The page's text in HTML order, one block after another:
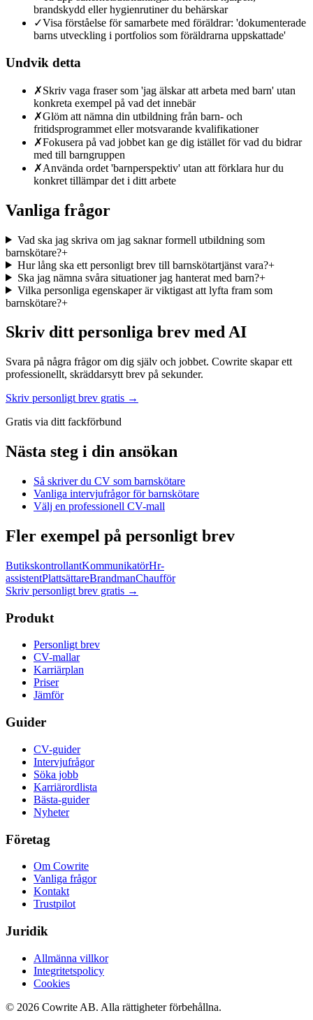
brandskydd eller hygienrutiner du behärskar
✓Visa förståelse för samarbete med föräldrar: 'dokumenterade
barns utveckling i portfolios som föräldrarna uppskattade'
Undvik detta
✗Skriv vaga fraser som 'jag älskar att arbeta med barn' utan
konkreta exempel på vad det innebär
✗Glöm att nämna din utbildning från barn- och
fritidsprogrammet eller motsvarande kvalifikationer
✗Fokusera på vad jobbet kan ge dig istället för vad du bidrar
med till barngruppen
✗Använda ordet 'barnperspektiv' utan att förklara hur du
konkret tillämpar det i ditt arbete
Vanliga frågor
Vad ska jag skriva om jag saknar formell utbildning som
barnskötare?+
Hur lång ska ett personligt brev till barnskötartjänst vara?+
Ska jag nämna svåra situationer jag hanterat med barn?+
Vilka personliga egenskaper är viktigast att lyfta fram som
barnskötare?+
Skriv ditt personliga brev med AI
Svara på några frågor om dig själv och jobbet. Cowrite skapar ett
professionellt, skräddarsytt brev på sekunder.
Skriv personligt brev gratis →
Gratis via ditt fackförbund
Nästa steg i din ansökan
Så skriver du CV som barnskötare
Vanliga intervjufrågor förbarnskötare
Välj en professionell CV-mall
Fler exempel på personligt brev
ButikskontrollantKommunikatörHr-
assistentPlattsättareBrandmanChaufför
Skriv personligt brev gratis →
Produkt
Personligt brev
CV-mallar
Karriärplan
Priser
Jämför
Guider
CV-guider
Intervjufrågor
Söka jobb
Karriärordlista
Bästa-guider
Nyheter
Företag
Om Cowrite
Vanliga frågor
Kontakt
Trustpilot
Juridik
Allmänna villkor
Integritetspolicy
Cookies
© 2026 Cowrite AB. Alla rättigheter förbehållna.